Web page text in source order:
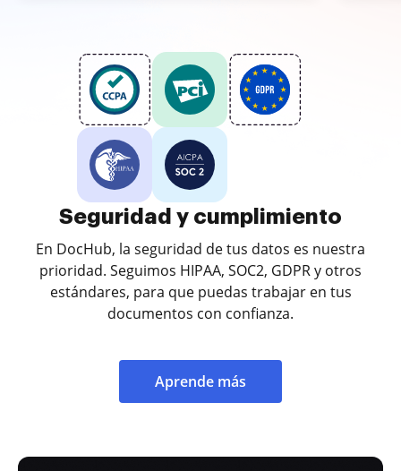
Seguridad y cumplimiento
En DocHub, la seguridad de tus datos es nuestra
prioridad. Seguimos HIPAA, SOC2, GDPR y otros
estándares, para que puedas trabajar en tus
documentos con confianza.
Aprende más